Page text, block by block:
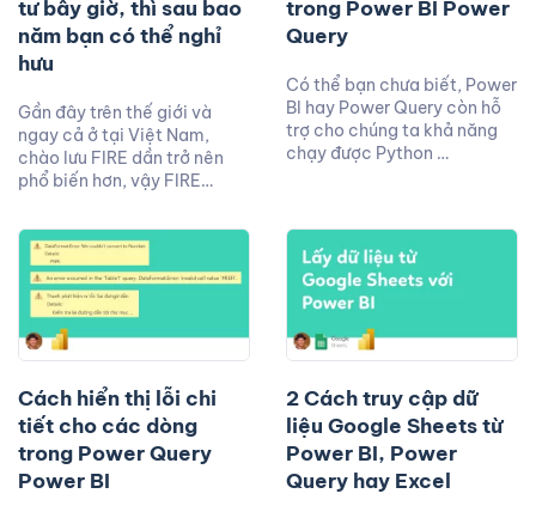
tư bây giờ, thì sau bao
năm bạn có thể nghỉ
hưu
Gần đây trên thế giới và
ngay cả ở tại Việt Nam,
chào lưu FIRE dần trở nên
phổ biến hơn, vậy FIRE…
trong Power BI Power
Query
Có thể bạn chưa biết, Power
BI hay Power Query còn hỗ
trợ cho chúng ta khả năng
chạy được Python …
Cách hiển thị lỗi chi
tiết cho các dòng
trong Power Query
Power BI
2 Cách truy cập dữ
liệu Google Sheets từ
Power BI, Power
Query hay Excel